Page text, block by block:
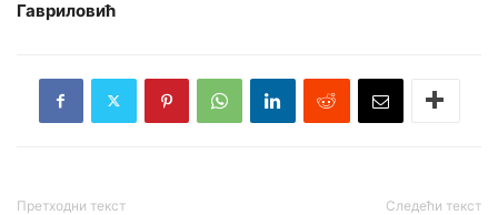
Гавриловић
Претходни текст Следећи текст